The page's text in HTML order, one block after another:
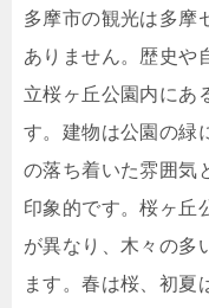
多摩市の観光は多摩
ありません。歴史や
立桜ヶ丘公園内にあ
す。建物は公園の緑
の落ち着いた雰囲気
印象的です。桜ヶ丘
が異なり、木々の多
ます。春は桜、初夏